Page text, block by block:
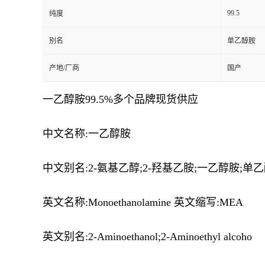
纯度 99.5
别名 单乙醇胺
产地/厂商 国产
一乙醇胺99.5%多个品牌现货供应
中文名称:一乙醇胺
中文别名:2-氨基乙醇;2-羟基乙胺;一乙醇胺;单
英文名称:Monoethanolamine 英文缩写:MEA
英文别名:2-Aminoethanol;2-Aminoethyl alcoho